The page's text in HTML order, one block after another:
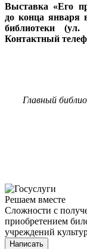
Выставка «Его
до конца января
библиотеки
Контактный
Главный
Решаем вместе
Сложности с
приобретением
учреждений
Написать